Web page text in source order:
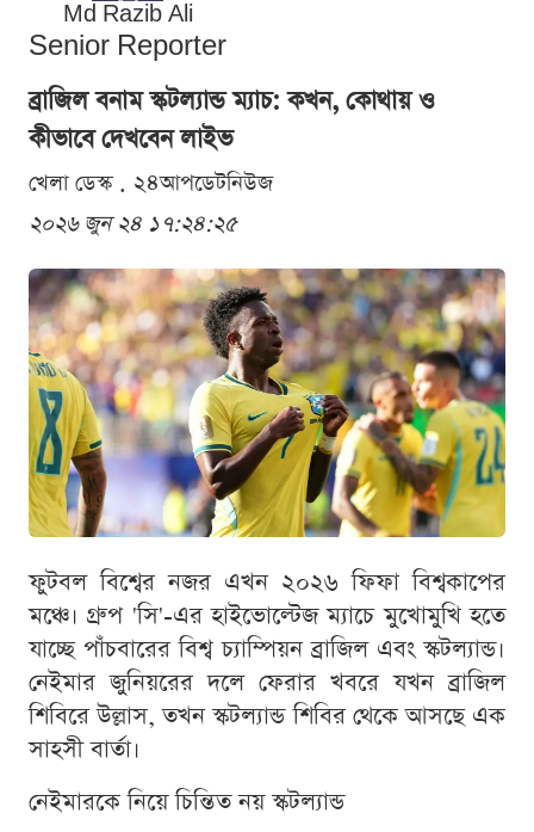
Md Razib Ali
Senior Reporter
ব্রাজিল বনাম স্কটল্যান্ড ম্যাচ: কখন, কোথায় ও
কীভাবে দেখবেন লাইভ
খেলা ডেস্ক . ২৪আপডেটনিউজ
২০২৬ জুন ২৪ ১৭:২৪:২৫
ফুটবল বিশ্বের নজর এখন ২০২৬ ফিফা বিশ্বকাপের
মঞ্চে। গ্রুপ 'সি'-এর হাইভোল্টেজ ম্যাচে মুখোমুখি হতে
যাচ্ছে পাঁচবারের বিশ্ব চ্যাম্পিয়ন ব্রাজিল এবং স্কটল্যান্ড।
নেইমার জুনিয়রের দলে ফেরার খবরে যখন ব্রাজিল
শিবিরে উল্লাস, তখন স্কটল্যান্ড শিবির থেকে আসছে এক
সাহসী বার্তা।
নেইমারকে নিয়ে চিন্তিত নয় স্কটল্যান্ড